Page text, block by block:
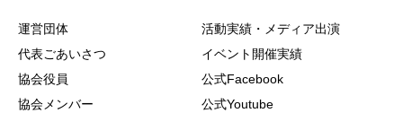
運営団体
代表ごあいさつ
協会役員
協会メンバー
活動実績・メディア出演
イベント開催実績
公式Facebook
公式Youtube